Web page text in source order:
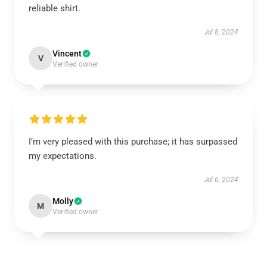
reliable shirt.
Jul 8, 2024
V Vincent
Verified owner
I’m very pleased with this purchase; it has surpassed
my expectations.
Jul 6, 2024
M Molly
Verified owner